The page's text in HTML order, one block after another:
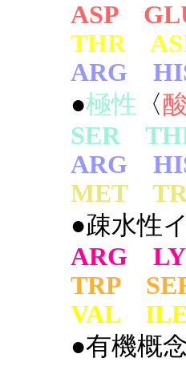
ASP
THR
ARG
●極性 〈
SER
ARG
MET
●疎水性
ARG
TRP
VAL
●有機概